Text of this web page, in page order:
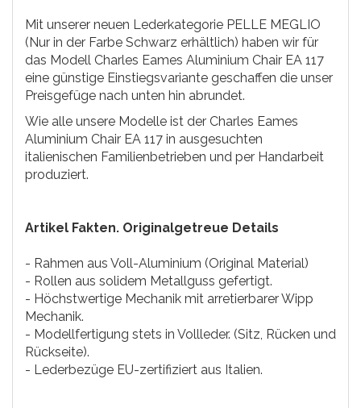
Mit unserer neuen Lederkategorie PELLE MEGLIO
(Nur in der Farbe Schwarz erhältlich) haben wir für
das Modell Charles Eames Aluminium Chair EA 117
eine günstige Einstiegsvariante geschaffen die unser
Preisgefüge nach unten hin abrundet.
Wie alle unsere Modelle ist der Charles Eames
Aluminium Chair EA 117 in ausgesuchten
italienischen Familienbetrieben und per Handarbeit
produziert.
Artikel Fakten. Originalgetreue Details
- Rahmen aus Voll-Aluminium (Original Material)
- Rollen aus solidem Metallguss gefertigt.
- Höchstwertige Mechanik mit arretierbarer Wipp
Mechanik.
- Modellfertigung stets in Vollleder. (Sitz, Rücken und
Rückseite).
- Lederbezüge EU-zertifiziert aus Italien.